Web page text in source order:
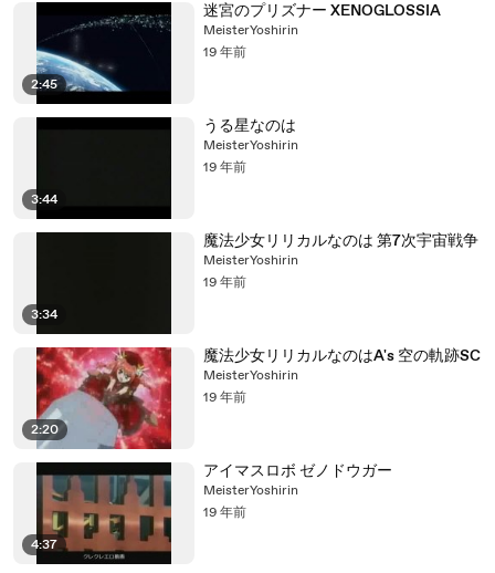
2:45
迷宮のプリズナー XENOGLOSSIA
MeisterYoshirin
19 年前
3:44
うる星なのは
MeisterYoshirin
19 年前
3:34
魔法少女リリカルなのは 第7次宇宙戦争
MeisterYoshirin
19 年前
2:20
魔法少女リリカルなのはA's 空の軌跡SC
MeisterYoshirin
19 年前
4:37
アイマスロボ ゼノドウガー
MeisterYoshirin
19 年前